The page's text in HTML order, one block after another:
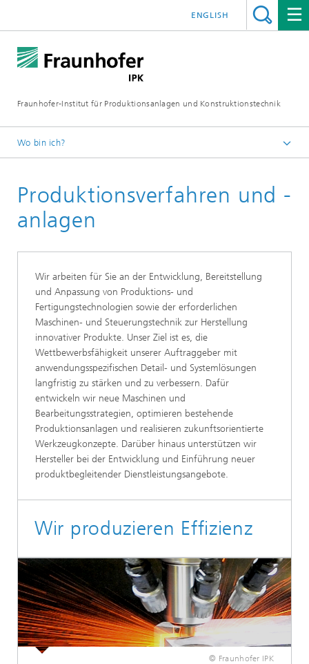
Fraunhofer-Institut für Produktionsanlagen und Konstruktionstechnik
ENGLISH
Wo bin ich?
Kompetenzen & Lösungen
Produktionsverfahren und -
anlagen
Wir arbeiten für Sie an der Entwicklung, Bereitstellung
und Anpassung von Produktions- und
Fertigungstechnologien sowie der erforderlichen
Maschinen- und Steuerungstechnik zur Herstellung
innovativer Produkte. Unser Ziel ist es, die
Wettbewerbsfähigkeit unserer Auftraggeber mit
anwendungsspezifischen Detail- und Systemlösungen
langfristig zu stärken und zu verbessern. Dafür
entwickeln wir neue Maschinen und
Bearbeitungsstrategien, optimieren bestehende
Produktionsanlagen und realisieren zukunftsorientierte
Werkzeugkonzepte. Darüber hinaus unterstützen wir
Hersteller bei der Entwicklung und Einführung neuer
produktbegleitender Dienstleistungsangebote.
Wir produzieren Effizienz
© Fraunhofer IPK